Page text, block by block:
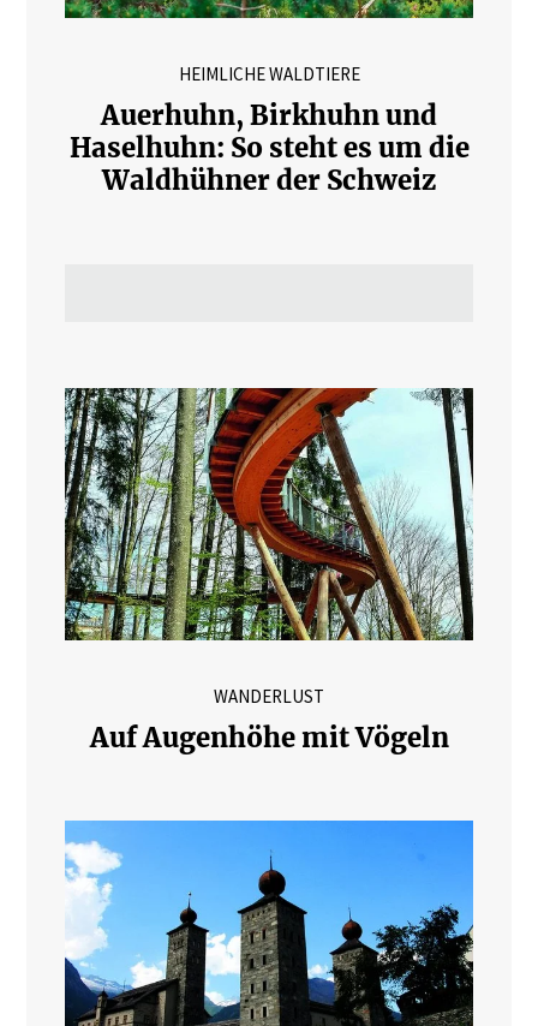
HEIMLICHE WALDTIERE
Auerhuhn, Birkhuhn und
Haselhuhn: So steht es um die
Waldhühner der Schweiz
WANDERLUST
Auf Augenhöhe mit Vögeln